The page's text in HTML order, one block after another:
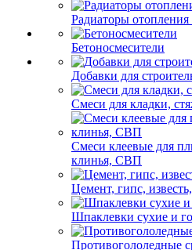
Радиаторы отопления
Бетоносмесители
Добавки для
Смеси для кладки,
Смеси клеевые для
клинья, СВП
Цемент, гипс,
Шпаклевки сухие и
Противогололедные